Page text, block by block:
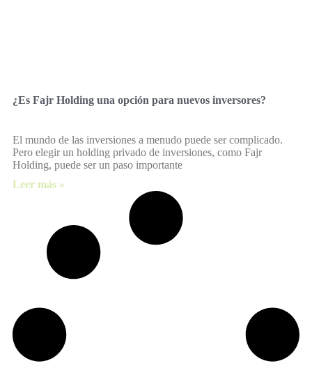
¿Es Fajr Holding una opción para nuevos inversores?
El mundo de las inversiones a menudo puede ser complicado.
Pero elegir un holding privado de inversiones, como Fajr
Holding, puede ser un paso importante
Leer más »